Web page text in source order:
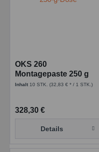
OKS 260
Montagepaste 250 g
Dose
Inhalt 10 STK.(32,83 € * / 1 STK.)
328,30 €
Details